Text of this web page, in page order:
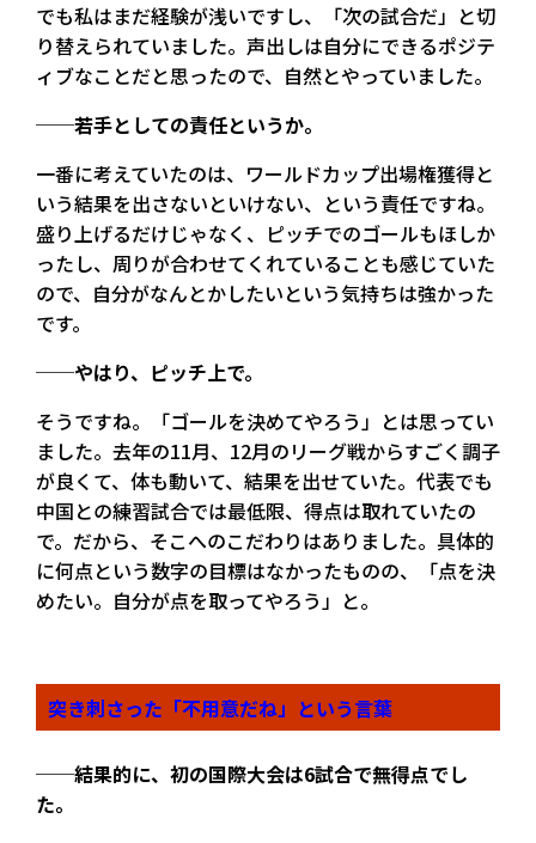
でも私はまだ経験が浅いですし、「次の試合だ」と切
り替えられていました。声出しは自分にできるポジテ
ィブなことだと思ったので、自然とやっていました。
──若手としての責任というか。
一番に考えていたのは、ワールドカップ出場権獲得と
いう結果を出さないといけない、という責任ですね。
盛り上げるだけじゃなく、ピッチでのゴールもほしか
ったし、周りが合わせてくれていることも感じていた
ので、自分がなんとかしたいという気持ちは強かった
です。
──やはり、ピッチ上で。
そうですね。「ゴールを決めてやろう」とは思ってい
ました。去年の11月、12月のリーグ戦からすごく調子
が良くて、体も動いて、結果を出せていた。代表でも
中国との練習試合では最低限、得点は取れていたの
で。だから、そこへのこだわりはありました。具体的
に何点という数字の目標はなかったものの、「点を決
めたい。自分が点を取ってやろう」と。
突き刺さった「不用意だね」という言葉
──結果的に、初の国際大会は6試合で無得点でし
た。